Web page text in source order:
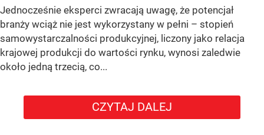
Jednocześnie eksperci zwracają uwagę, że potencjał
branży wciąż nie jest wykorzystany w pełni – stopień
samowystarczalności produkcyjnej, liczony jako relacja
krajowej produkcji do wartości rynku, wynosi zaledwie
około jedną trzecią, co...
CZYTAJ DALEJ